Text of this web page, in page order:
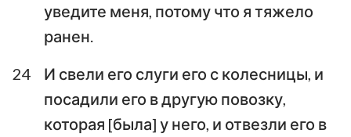
уведите меня, потому что я тяжело
ранен.
24
И свели его слуги его с колесницы, и
посадили его в другую повозку,
которая [была] у него, и отвезли его в